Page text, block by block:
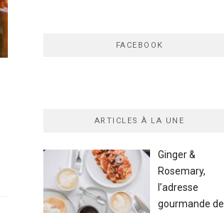
FACEBOOK
ARTICLES À LA UNE
Ginger &
Rosemary,
l’adresse
gourmande de